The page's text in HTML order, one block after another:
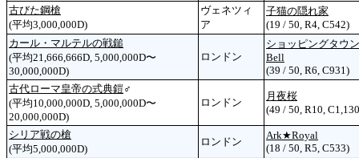
古びた鋼槍
(平均3,000,000D)
ヴェネツィ
ア
子猫の隠れ家
(19 / 50, R4, C542)
カール・マルテルの戦鎚
(平均21,666,666D, 5,000,000D〜
30,000,000D)
ロンドン
ショッピングタウン
Bell
(39 / 50, R6, C931)
古代ローマ皇帝の式典鎧♂
(平均10,000,000D, 5,000,000D〜
20,000,000D)
ロンドン
月夜桜
(49 / 50, R10,
シリア戦の槍
(平均5,000,000D)
ロンドン
Ark★Royal
(18 / 50, R5, C533)